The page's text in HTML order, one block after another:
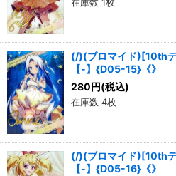
在庫数 1枚
(/)(ブロマイド)[10th
【-】{D05-15}《》
280 円(税込)
在庫数 4枚
(/)(ブロマイド)[10th
【-】{D05-16}《》